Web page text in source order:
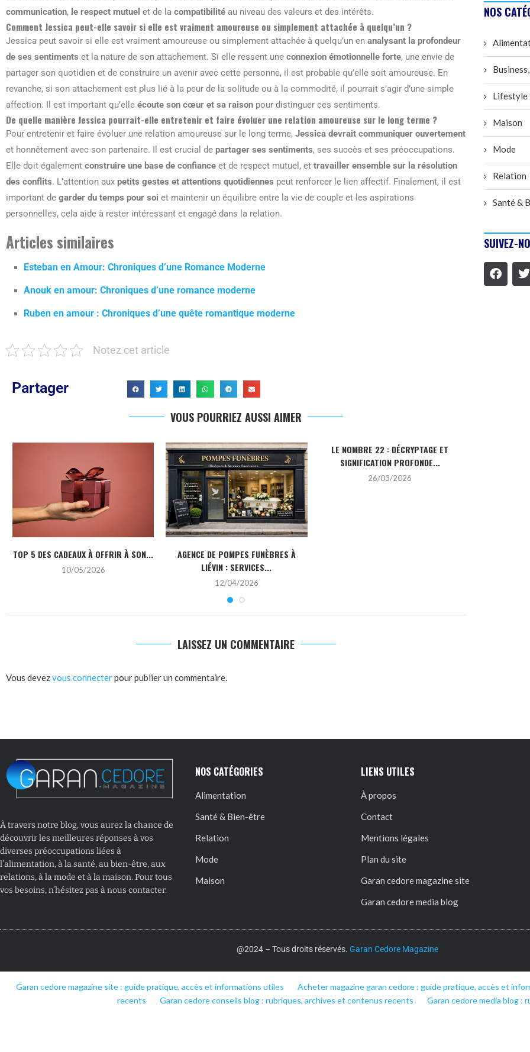
communication, le respect mutuel et de la compatibilité au niveau des valeurs et des intérêts.
Comment Jessica peut-elle savoir si elle est vraiment amoureuse ou simplement attachée à quelqu’un ?
Jessica peut savoir si elle est vraiment amoureuse ou simplement attachée à quelqu’un en analysant la profondeur
de ses sentiments et la nature de son attachement. Si elle ressent une connexion émotionnelle forte, une envie de
partager son quotidien et de construire un avenir avec cette personne, il est probable qu’elle soit amoureuse. En
revanche, si son attachement est plus lié à la peur de la solitude ou à la commodité, il pourrait s’agir d’une simple
affection. Il est important qu’elle écoute son cœur et sa raison pour distinguer ces sentiments.
De quelle manière Jessica pourrait-elle entretenir et faire évoluer une relation amoureuse sur le long terme ?
Pour entretenir et faire évoluer une relation amoureuse sur le long terme, Jessica devrait communiquer ouvertement
et honnêtement avec son partenaire. Il est crucial de partager ses sentiments, ses succès et ses préoccupations.
Elle doit également construire une base de confiance et de respect mutuel, et travailler ensemble sur la résolution
des conflits. L’attention aux petits gestes et attentions quotidiennes peut renforcer le lien affectif. Finalement, il est
important de garder du temps pour soi et maintenir un équilibre entre la vie de couple et les aspirations
personnelles, cela aide à rester intéressant et engagé dans la relation.
Articles similaires
Esteban en Amour: Chroniques d’une Romance Moderne
Anouk en amour: Chroniques d’une romance moderne
Ruben en amour : Chroniques d’une quête romantique moderne
Notez cet article
Partager
VOUS POURRIEZ AUSSI AIMER
TOP 5 DES CADEAUX À OFFRIR À SON...
10/05/2026
AGENCE DE POMPES FUNÈBRES À
LIÉVIN : SERVICES...
12/04/2026
LE NOMBRE 22 : DÉCRYPTAGE ET
SIGNIFICATION PROFONDE...
26/03/2026
LAISSEZ UN COMMENTAIRE
Vous devezvous connecterpour publier un commentaire.
NOS
Lifestyle
Maison
Mode
Relation
Santé &
SUIVEZ-
À travers notre blog, vous aurez la chance de
découvrir les meilleures réponses à vos
diverses préoccupations liées à
l’alimentation, à la santé, au bien-être, aux
relations, à la mode et à la maison. Pour tous
vos besoins, n’hésitez pas à nous contacter.
NOS CATÉGORIES
Alimentation
Santé & Bien-être
Relation
Mode
Maison
LIENS UTILES
À propos
Contact
Mentions légales
Plan du site
Garan cedore magazine site
Garan cedore media blog
@2024 – Tous droits réservés. Garan Cedore Magazine
Garan cedore magazine site : guide pratique, accès et informations utiles Acheter magazine garan cedore : guide pratique, accès et
recents
Garan cedore conseils blog : rubriques, archives et contenus recents Garan cedore media blog :